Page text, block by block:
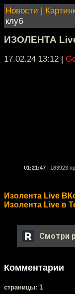
Новости |
клуб
ИЗОЛЕНТА
17.02.24 13:12 |
01:21:47 183923
Изолента Live
Изолента Live в
Смотри
Комментарии
cтраницы: 1